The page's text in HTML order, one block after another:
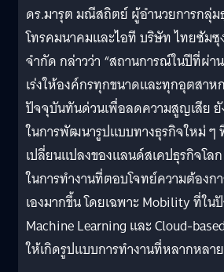
ดร.มารุต มณีสถิตย์ ผู้อำนวยการกลุ่
โทรคมนาคมและไอที บริษัท ไทยซัมซุ
จำกัด กล่าวว่า “สถานการณ์ในปีที่ผ่า
เร่งให้องค์กรทุกขนาดและทุกอุตสาห
ปัจจุบันทันด่วนเพื่อลดความสูญเสีย ยั
ในการพัฒนารูปแบบทางธุรกิจใหม่ ๆ
เปลี่ยนแปลงของแลนด์สเคปธุรกิจโ
ในการทำงานที่ตอบโจทย์ความต้องก
เองมากขึ้น โดยเฉพาะ Mobility ที่ใ
Machine Learning และ Cloud-
ให้เกิดรูปแบบการทำงานที่หลากหล